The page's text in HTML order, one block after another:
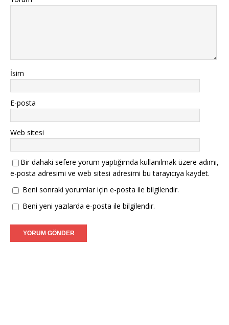
İsim
E-posta
Web sitesi
Bir dahaki sefere yorum yaptığımda kullanılmak üzere adımı,
e-posta adresimi ve web sitesi adresimi bu tarayıcıya kaydet.
Beni sonraki yorumlar için e-posta ile bilgilendir.
Beni yeni yazılarda e-posta ile bilgilendir.